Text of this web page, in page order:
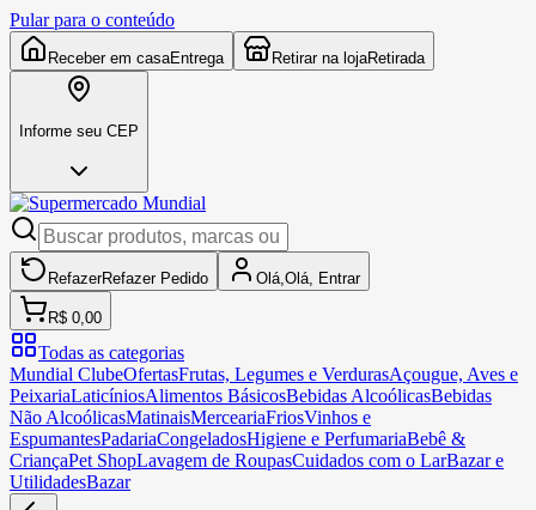
Pular para o conteúdo
Receber em casaEntrega Retirar na lojaRetirada
Informe seu CEP
RefazerRefazer Pedido Olá, Olá, Entrar
R$ 0,00
Todas as categorias
Mundial ClubeOfertasFrutas, Legumes e VerdurasAçougue, Aves e
PeixariaLaticíniosAlimentos BásicosBebidas AlcoólicasBebidas
Não AlcoólicasMatinaisMerceariaFriosVinhos e
EspumantesPadariaCongeladosHigiene e PerfumariaBebê &
CriançaPet ShopLavagem de RoupasCuidados com o LarBazar e
UtilidadesBazar